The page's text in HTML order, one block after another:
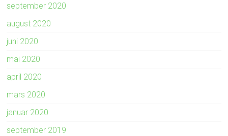
september 2020
august 2020
juni 2020
mai 2020
april 2020
mars 2020
januar 2020
september 2019